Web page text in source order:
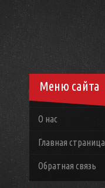
Меню сайта
О нас
Главная страница
Обратная связь